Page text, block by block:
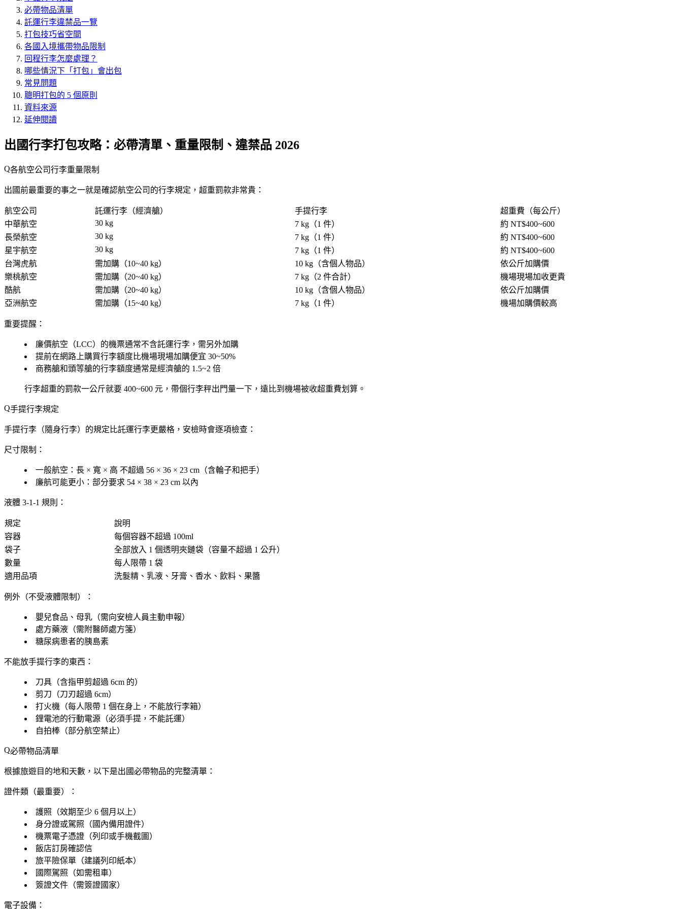
必帶物品清單
託運行李違禁品一覽
打包技巧省空間
各國入境攜帶物品限制
回程行李怎麼處理？
哪些情況下「打包」會出包
常見問題
聰明打包的 5 個原則
資料來源
延伸閱讀
出國行李打包攻略：必帶清單、重量限制、違禁品 2026
各航空公司行李重量限制
出國前最重要的事之一就是確認航空公司的行李規定，超重罰款非常貴：
航空公司 託運行李（經濟艙） 手提行李
超重費（每公斤）
中華航空
30 kg 7 kg（1 件）
約 NT$400~600
長榮航空
30 kg 7 kg（1 件）
約 NT$400~600
星宇航空
30 kg 7 kg（1 件）
約 NT$400~600
台灣虎航
需加購（10~40 kg） 10 kg（含個人物品）
依公斤加購價
樂桃航空
需加購（20~40 kg） 7 kg（2 件合計）
機場現場加收更貴
酷航
需加購（20~40 kg） 10 kg（含個人物品）
依公斤加購價
亞洲航空
需加購（15~40 kg） 7 kg（1 件） 機場加購價較高
重要提醒：
廉價航空（LCC）的機票通常不含託運行李 ，需另外加購
提前在網路上購買行李額度比機場現場加購便宜 30~50%
商務艙和頭等艙的行李額度通常是經濟艙的 1.5~2 倍
行李超重的罰款一公斤就要 400~600 元，帶個行李秤出門量一下，遠比到機場被收超重費划算。
手提行李規定
手提行李（隨身行李）的規定比託運行李更嚴格，安檢時會逐項檢查：
尺寸限制：
一般航空：長 × 寬 × 高 不超過 56 × 36 × 23 cm （含輪子和把手）
廉航可能更小：部分要求 54 × 38 × 23 cm 以內
液體 3-1-1 規則：
規定
說明
容器
每個容器不超過 100ml
袋子
全部放入 1 個透明夾鏈袋 （容量不超過 1 公升）
數量
每人限帶 1 袋
適用品項
洗髮精、乳液、牙膏、香水、飲料、果醬
例外（不受液體限制）：
嬰兒食品、母乳（需向安檢人員主動申報）
處方藥液（需附醫師處方箋）
糖尿病患者的胰島素
不能放手提行李的東西：
刀具（含指甲剪超過 6cm 的）
剪刀（刀刃超過 6cm）
打火機（每人限帶 1 個在身上，不能放行李箱）
鋰電池的行動電源（必須手提， 不能託運）
自拍棒（部分航空禁止）
必帶物品清單
根據旅遊目的地和天數，以下是出國必帶物品的完整清單：
證件類（最重要）：
護照（效期至少 6 個月以上）
身分證或駕照（國內備用證件）
機票電子憑證（列印或手機截圖）
飯店訂房確認信
旅平險保單（建議列印紙本）
國際駕照（如需租車）
簽證文件（需簽證國家）
電子設備：